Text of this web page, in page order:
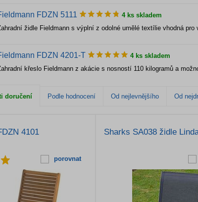
FDZN 5111
4 ks skladem
židle Fieldmann s výplní z odolné umělé textílie vhodná
FDZN 4201-T
4 ks skladem
křeslo Fieldmann z akácie s nosností 110 kilogramů a
doručení Podle hodnocení Od nejlevnějšího Od
4101
porovnat
Sharks SA038 židle